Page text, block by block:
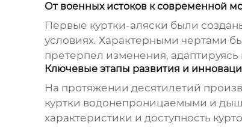
От военных истоков к современной
Первые куртки-аляски были
условиях. Характерными чертами
претерпел изменения,
Ключевые этапы развития и
На протяжении десятилетий
куртки водонепроницаемыми и
характеристики и доступность